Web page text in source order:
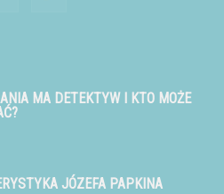
MA DETEKTYW I KTO MOŻE
JÓZEFA PAPKINA